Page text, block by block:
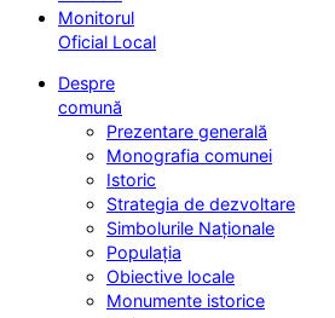
Monitorul
Oficial Local
Despre
comună
Prezentare generală
Monografia comunei
Istoric
Strategia de dezvoltare
Simbolurile Naționale
Populația
Obiective locale
Monumente istorice